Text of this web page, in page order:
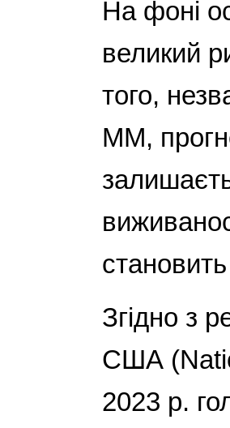
На фоні
великий
того,
ММ,
Згідно з
США
2023 р.